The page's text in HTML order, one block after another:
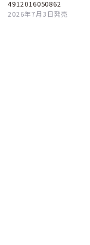
4912016050862
2026年7月3日発売